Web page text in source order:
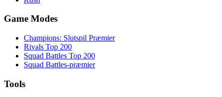
Game Modes
Champions: Slutspil Præmier
Rivals Top 200
Squad Battles Top 200
Squad Battles-præmier
Tools